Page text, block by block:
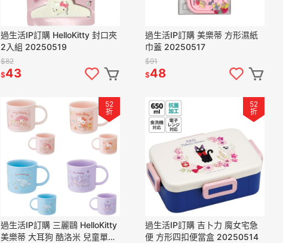
過生活IP訂購 HelloKitty 封口夾
2入組 20250519
$82
$43
過生活IP訂購 美樂蒂 方形濕紙
巾蓋 20250517
$91
$48
52
折
過生活IP訂購 三麗鷗 HelloKitty
美樂蒂 大耳狗 酷洛米 兒童單耳
52
折
過生活IP訂購 吉卜力 魔女宅急
便 方形四扣便當盒 20250514